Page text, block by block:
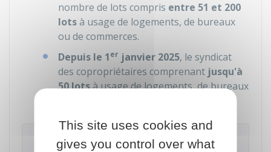
nombre de lots compris entre 51 et 200
lotsà usage de logements, de bureaux
ou de commerces.
Depuis le 1er janvier 2025, le syndicat
des copropriétaires comprenant jusqu'à
50 lotsà usage de logements, de bureaux
À noter
This site uses cookies and
gives you control over what